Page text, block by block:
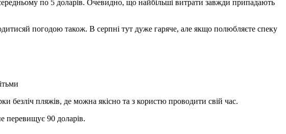
по 5 доларів. Очевидно, що найбільші витрати завжди припадають
погодою також. В серпні тут дуже гаряче, але якщо полюбляєте спеку
пляжів, де можна якісно та з користю проводити свій час.
перевищує 90 доларів.